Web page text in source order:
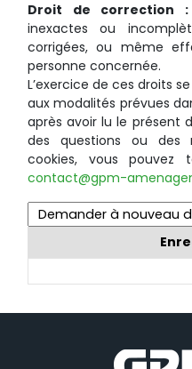
Droit de correction :
inexactes ou
corrigées, ou même
personne concernée.
L’exercice de ces droits
aux modalités prévues
après avoir lu le présent
des questions ou des
cookies, vous pouvez
contact@gpm-